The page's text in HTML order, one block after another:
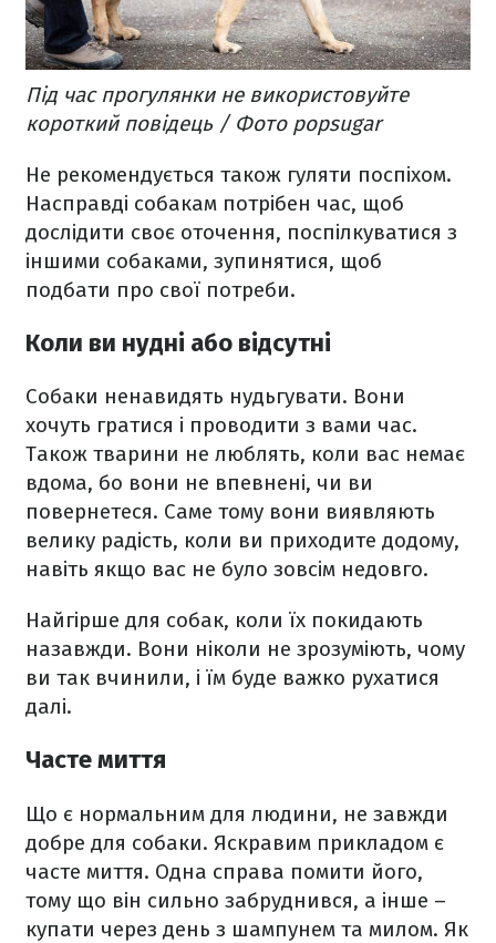
Під час прогулянки не використовуйте
короткий повідець / Фото popsugar
Не рекомендується також гуляти поспіхом.
Насправді собакам потрібен час, щоб
дослідити своє оточення, поспілкуватися з
іншими собаками, зупинятися, щоб
подбати про свої потреби.
Коли ви нудні або відсутні
Собаки ненавидять нудьгувати. Вони
хочуть гратися і проводити з вами час.
Також тварини не люблять, коли вас немає
вдома, бо вони не впевнені, чи ви
повернетеся. Саме тому вони виявляють
велику радість, коли ви приходите додому,
навіть якщо вас не було зовсім недовго.
Найгірше для собак, коли їх покидають
назавжди. Вони ніколи не зрозуміють, чому
ви так вчинили, і їм буде важко рухатися
далі.
Часте миття
Що є нормальним для людини, не завжди
добре для собаки. Яскравим прикладом є
часте миття. Одна справа помити його,
тому що він сильно забруднився, а інше –
купати через день з шампунем та милом. Як